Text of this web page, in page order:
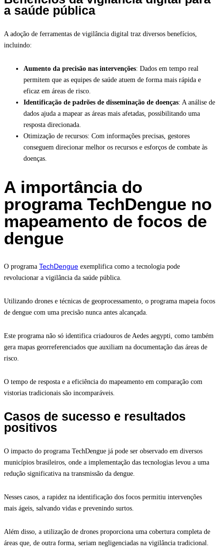
a saúde pública
A adoção de ferramentas de vigilância digital traz diversos benefícios,
incluindo:
Aumento da precisão nas intervenções: Dados em tempo real
permitem que as equipes de saúde atuem de forma mais rápida e
eficaz em áreas de risco.
Identificação de padrões de disseminação de doenças: A análise de
dados ajuda a mapear as áreas mais afetadas, possibilitando uma
resposta direcionada.
Otimização de recursos: Com informações precisas, gestores
conseguem direcionar melhor os recursos e esforços de combate às
doenças.
A importância do
programa TechDengue no
mapeamento de focos de
dengue
O programa TechDengue exemplifica como a tecnologia pode
revolucionar a vigilância da saúde pública.
Utilizando drones e técnicas de geoprocessamento, o programa mapeia focos
de dengue com uma precisão nunca antes alcançada.
Este programa não só identifica criadouros de Aedes aegypti, como também
gera mapas georreferenciados que auxiliam na documentação das áreas de
risco.
O tempo de resposta e a eficiência do mapeamento em comparação com
vistorias tradicionais são incomparáveis.
Casos de sucesso e resultados
positivos
O impacto do programa TechDengue já pode ser observado em diversos
municípios brasileiros, onde a implementação das tecnologias levou a uma
redução significativa na transmissão da dengue.
Nesses casos, a rapidez na identificação dos focos permitiu intervenções
mais ágeis, salvando vidas e prevenindo surtos.
Além disso, a utilização de drones proporciona uma cobertura completa de
áreas que, de outra forma, seriam negligenciadas na vigilância tradicional.